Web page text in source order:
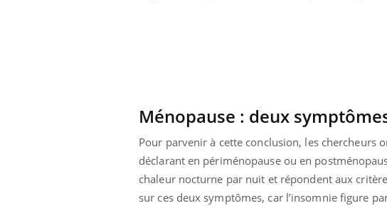
Ménopause : deux
Pour parvenir à cette conclusion, les chercheurs
déclarant en périménopause ou en
chaleur nocturne par nuit et répondent aux
sur ces deux symptômes, car l’insomnie figure